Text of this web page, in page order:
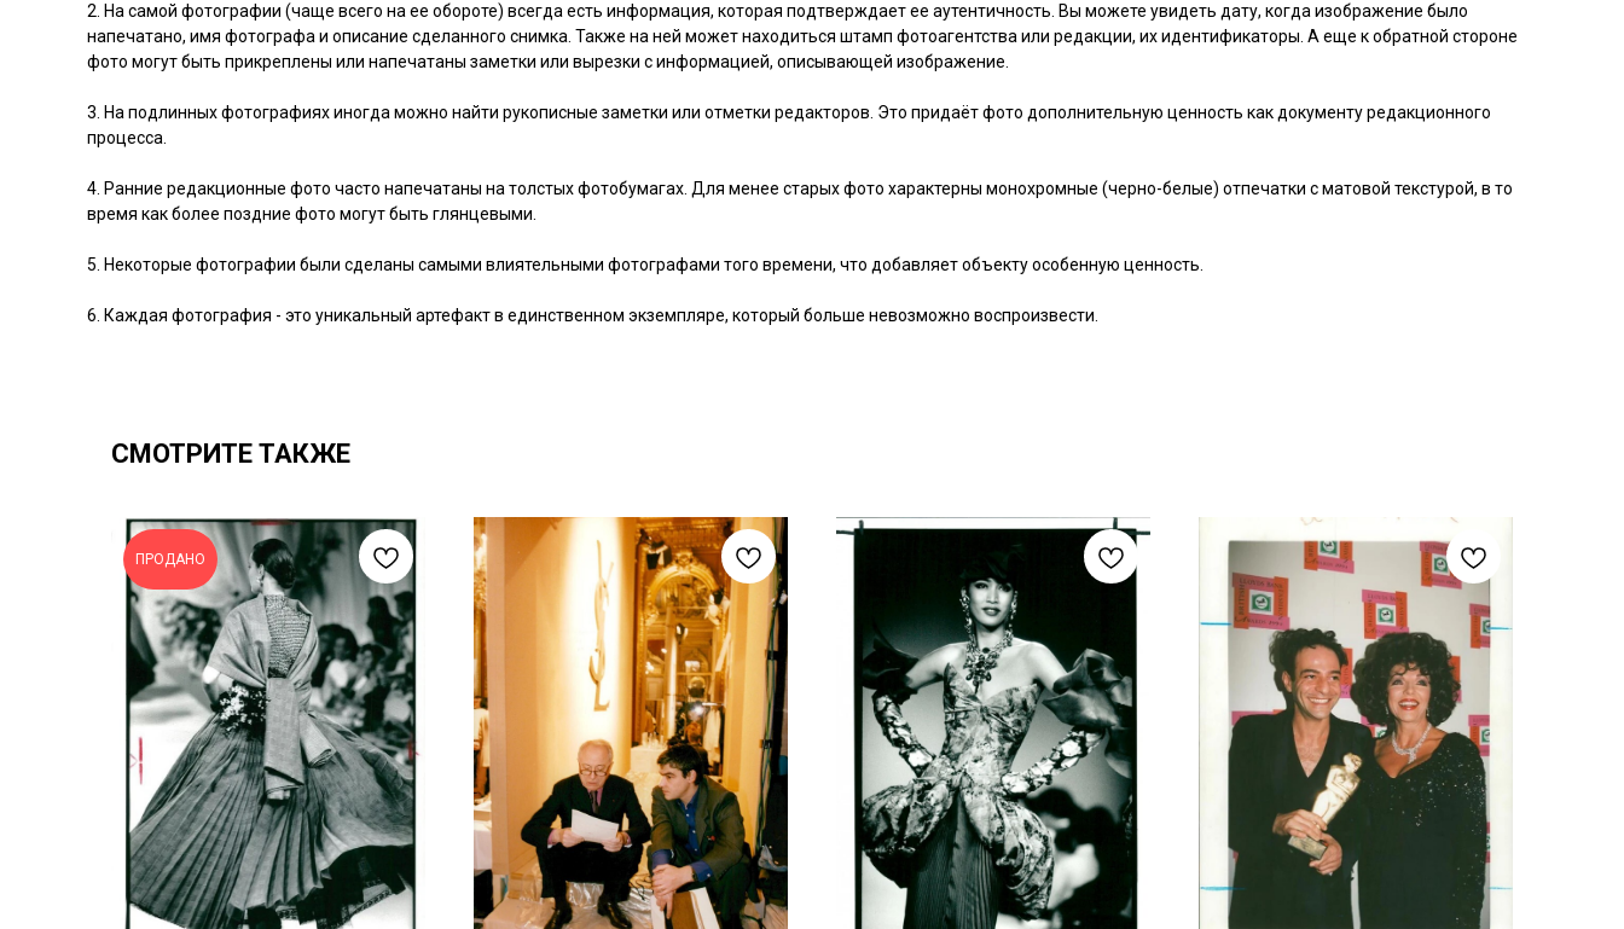
2. На самой фотографии (чаще всего на ее обороте) всегда есть информация, которая подтверждает ее аутентичность. Вы можете увидеть дату, когда изображение было
напечатано, имя фотографа и описание сделанного снимка. Также на ней может находиться штамп фотоагентства или редакции, их идентификаторы. А еще к обратной стороне
фото могут быть прикреплены или напечатаны заметки или вырезки с информацией, описывающей изображение.
3. На подлинных фотографиях иногда можно найти рукописные заметки или отметки редакторов. Это придаёт фото дополнительную ценность как документу редакционного
процесса.
4. Ранние редакционные фото часто напечатаны на толстых фотобумагах. Для менее старых фото характерны монохромные (черно-белые) отпечатки с матовой текстурой, в то
время как более поздние фото могут быть глянцевыми.
5. Некоторые фотографии были сделаны самыми влиятельными фотографами того времени, что добавляет объекту особенную ценность.
6. Каждая фотография - это уникальный артефакт в единственном экземпляре, который больше невозможно воспроизвести.
СМОТРИТЕ ТАКЖЕ
ПРОДАНО